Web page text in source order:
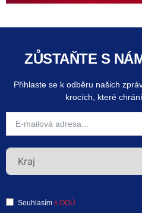
ZŮSTAŇTE S
Přihlaste se k odběru našich
krocích, které
Souhlasím s OOÚ